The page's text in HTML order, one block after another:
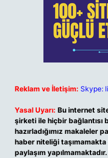
Reklam ve İletişim: Skype:
Yasal Uyarı: Bu internet
şirketi ile hiçbir bağlantısı
hazırladığımız makaleler
haber niteliği
paylaşım